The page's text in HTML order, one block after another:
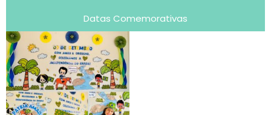
Datas Comemorativas